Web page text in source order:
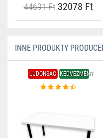
44691 Ft32078 Ft
INNE PRODUKTY
ÚJDONSÁG KEDVEZMÉNY